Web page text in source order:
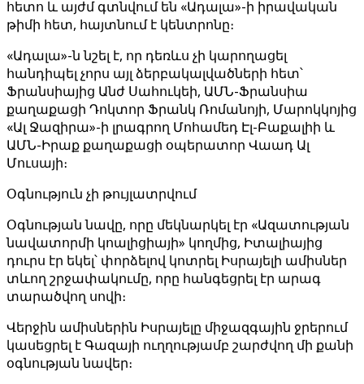
հետո և այժմ գտնվում են «Ադալա»-ի իրավական
թիմի հետ, հայտնում է կենտրոնը։
«Ադալա»-ն նշել է, որ դեռևս չի կարողացել
հանդիպել չորս այլ ձերբակալվածների հետ՝
Ֆրանսիայից Անժ Սահուկեի, ԱՄՆ-Ֆրանսիա
քաղաքացի Դոկտոր Ֆրանկ Ռոմանոյի, Մարոկկոյից
«Ալ Ջազիրա»-ի լրագրող Մոհամեդ Էլ-Բաքալիի և
ԱՄՆ-Իրաք քաղաքացի օպերատոր Վաադ Ալ
Մուսայի։
Օգնություն չի թույլատրվում
Օգնության նավը, որը մեկնարկել էր «Ազատության
նավատորմի կոալիցիայի» կողմից, Իտալիայից
դուրս էր եկել՝ փորձելով կոտրել Իսրայելի ամիսներ
տևող շրջափակումը, որը հանգեցրել էր արագ
տարածվող սովի։
Վերջին ամիսներին Իսրայելը միջազգային ջրերում
կասեցրել է Գազայի ուղղությամբ շարժվող մի քանի
օգնության նավեր։